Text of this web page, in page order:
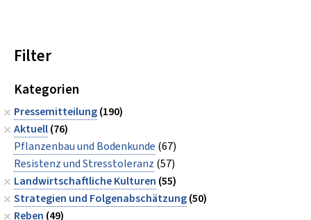
Filter
Kategorien
Pressemitteilung(190)
Aktuell(76)
Pflanzenbau und Bodenkunde (67)
Resistenz und Stresstoleranz (57)
Landwirtschaftliche Kulturen (55)
Strategien und Folgenabschätzung(50)
Reben (49)